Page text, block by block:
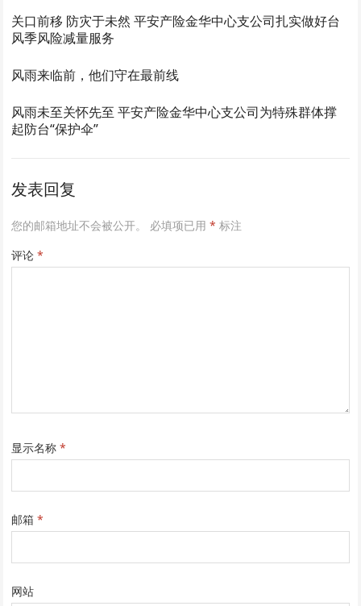
关口前移 防灾于未然 平安产险金华中心支公司扎实做好台
风季风险减量服务
风雨来临前，他们守在最前线
风雨未至关怀先至 平安产险金华中心支公司为特殊群体撑
起防台“保护伞”
发表回复
您的邮箱地址不会被公开。 必填项已用* 标注
评论*
显示名称*
邮箱*
网站